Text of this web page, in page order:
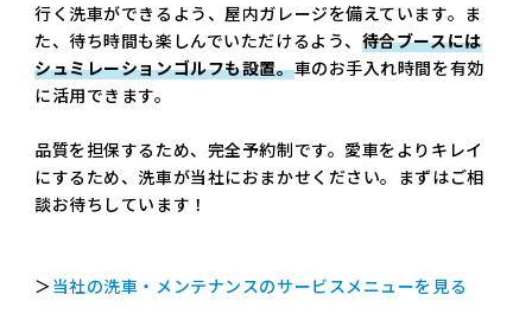
行く洗車ができるよう、屋内ガレージを備えています。ま
た、待ち時間も楽しんでいただけるよう、 待合ブースには
シュミレーションゴルフも設置。車のお手入れ時間を有効
に活用できます。
品質を担保するため、完全予約制です。愛車をよりキレイ
にするため、洗車が当社におまかせください。まずはご相
談お待ちしています！
＞当社の洗車・メンテナンスのサービスメニューを見る